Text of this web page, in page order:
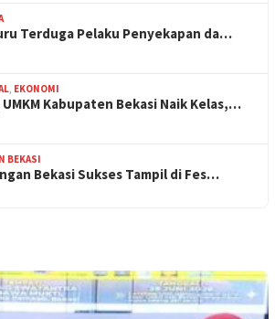
Terduga Pelaku Penyekapan da…
EKONOMI
Kabupaten Bekasi Naik Kelas,…
BEKASI
Bekasi Sukses Tampil di Fes…